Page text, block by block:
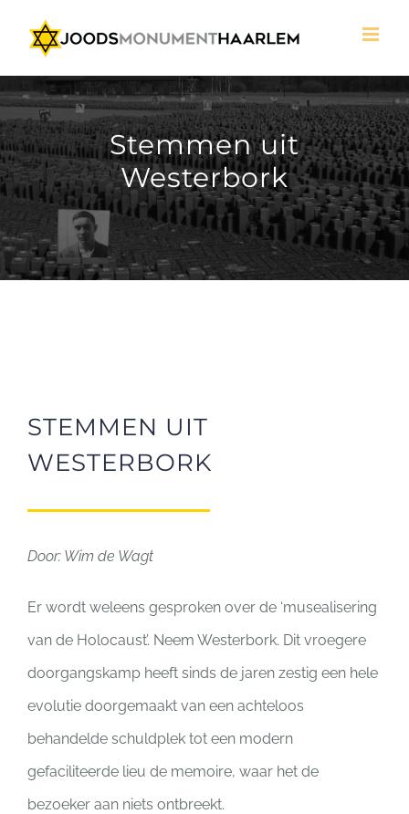
inhoud
Stemmen uit
Westerbork
STEMMEN UIT
WESTERBORK
Door: Wim de Wagt
Er wordt weleens gesproken over de ‘musealisering
van de Holocaust’. Neem Westerbork. Dit vroegere
doorgangskamp heeft sinds de jaren zestig een hele
evolutie doorgemaakt van een achteloos
behandelde schuldplek tot een modern
gefaciliteerde lieu de memoire, waar het de
bezoeker aan niets ontbreekt.